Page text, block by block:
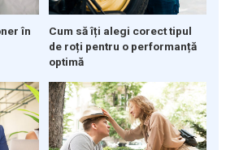
în
Cum să îți alegi corect tipul
de roți pentru o performanță
optimă